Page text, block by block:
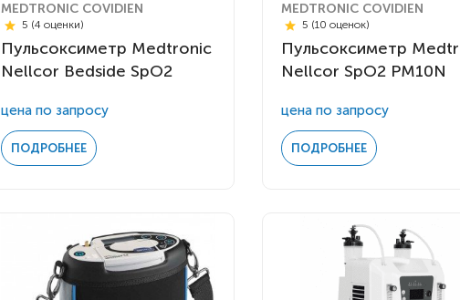
MEDTRONIC COVIDIEN
5 (4 оценки)
Пульсоксиметр Medtronic
Nellcor Bedside SpO2
цена по запросу
ПОДРОБНЕЕ
MEDTRONIC COVIDIEN
5 (10 оценок)
Пульсоксиметр
Nellcor SpO2 PM10N
цена по запросу
ПОДРОБНЕЕ